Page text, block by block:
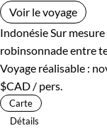
Voir le voyage
Indonésie Sur mesure
robinsonnade entre
Voyage réalisable :
$CAD / pers.
Carte
Détails